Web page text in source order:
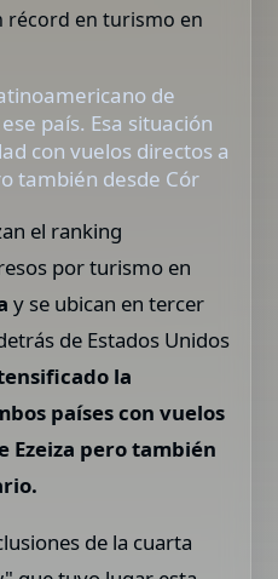
de
país. Esa situación
con vuelos directos a
también desde Cór
el ranking
por turismo en
y se ubican en tercer
de Estados Unidos
la
países con vuelos
Ezeiza pero también
de la cuarta